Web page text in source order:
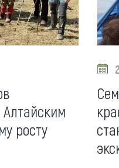
Алтайским
росту